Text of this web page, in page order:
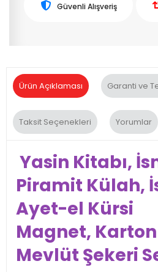
Güvenli Alışveriş
Ürün Açıklaması Garanti ve
Taksit Seçenekleri Yorumlar
Yasin Kitabı,
Piramit Külah,
Ayet-el
Magnet,
Mevlüt Şekeri